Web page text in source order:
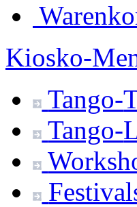
Kiosko-
Tango-
Tango-